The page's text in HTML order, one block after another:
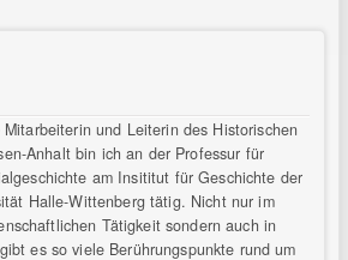
und Leiterin des Historischen
Anhalt bin ich an der Professur für
am Insititut für Geschichte der
Halle-Wittenberg tätig. Nicht nur im
Tätigkeit sondern auch in
es so viele Berührungspunkte rund um